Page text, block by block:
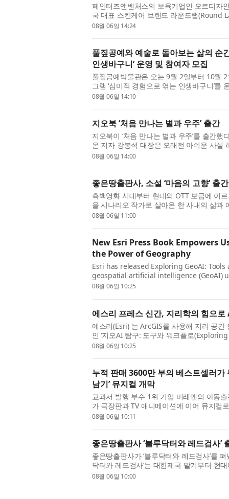
페인터즈앤벤처스의 보육기업인 오르디자
국 대표 스킨케어 브랜드 라운드랩(Round
정판 컬렉션을 선보인다. 이번 협업은 한국
08월 06일 14:24
풀짚공예와 예술로 돌아보는 삶의 순
인생바구니’ 운영 및 참여자 모집
풀짚공예박물관은 오는 9월 2일부터 10월
그램 ‘심미적 경험으로 엮는 인생바구니’
교 중장년 감상 프로그램의 일환으로, 풀짚
08월 06일 14:10
지오북 ‘처음 만나는 별과 우주’ 출간
지오북이 ‘처음 만나는 별과 우주’를 출간
온 저자 강봉석 대장은 오래전 아쉬운 사실
직접 보고도 기대만큼 감동하지 못하거나
08월 06일 14:00
좋은땅출판사, 소설 ‘마음의 고향’ 출간
흑백영화 시대부터 현대의 OTT 보급에 이
을 시나리오 작가로 살아온 한 사내의 삶과
작가의 소설 ‘마음의 고향’이 좋은땅출판사
08월 06일 11:00
New Esri Press Book Empowers
the Power of Geography
Esri has released Exploring GeoAI:
geospatial artificial intelligence (GeoAI)
analysts, and data scientists, this
08월 06일 10:25
에스리 프레스 신간, 지리학의 힘으
에스리(Esri) 는 ArcGIS를 사용해 지리 공
인 ‘지오AI 탐구: 도구와 워크플로
문가, 분석가, 데이터 과학자를 위해 설계
08월 06일 10:25
누적 판매 3600만 부의 베스트셀러
남기’ 뮤지컬 개막
교과서 발행 부수 1위 기업 미래엔의 아동
가 극장판과 TV 애니메이션에 이어 뮤지컬
지능) 세계에서 살아남기’가 지난 28일 서
08월 06일 10:11
좋은땅출판사 ‘블루닥터와 레드검사’
좋은땅출판사가 ‘블루닥터와 레드검사’를
닥터와 레드검사’는 대한제국 말기부터 현
100년을 따라가는 역사 장편소설이다. 생
08월 06일 10:00